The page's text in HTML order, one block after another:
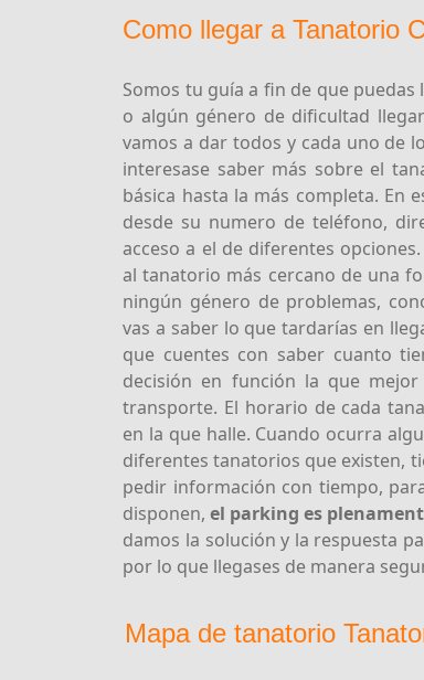
Como llegar a Tanatorio
Somos tu guía a fin de que
o algún género de dificultad
vamos a dar todos y cada uno de
interesase saber más sobre el
básica hasta la más completa. En
desde su numero de teléfono,
acceso a el de diferentes
al tanatorio más cercano de una
ningún género de problemas,
vas a saber lo que tardarías en
que cuentes con saber cuanto
decisión en función la que
transporte. El horario de cada
en la que halle. Cuando ocurra
diferentes tanatorios que existen,
pedir información con tiempo,
disponen,el parking es
damos la solución y la respuesta
por lo que llegases de manera
Mapa de tanatorio